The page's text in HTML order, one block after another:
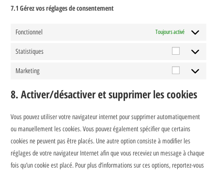
7.1 Gérez vos réglages de consentement
Fonctionnel Toujours activé
Statistiques
Marketing
8. Activer/désactiver et supprimer les cookies
Vous pouvez utiliser votre navigateur internet pour supprimer automatiquement
ou manuellement les cookies. Vous pouvez également spécifier que certains
cookies ne peuvent pas être placés. Une autre option consiste à modifier les
réglages de votre navigateur Internet afin que vous receviez un message à chaque
fois qu’un cookie est placé. Pour plus d’informations sur ces options, reportez-vous